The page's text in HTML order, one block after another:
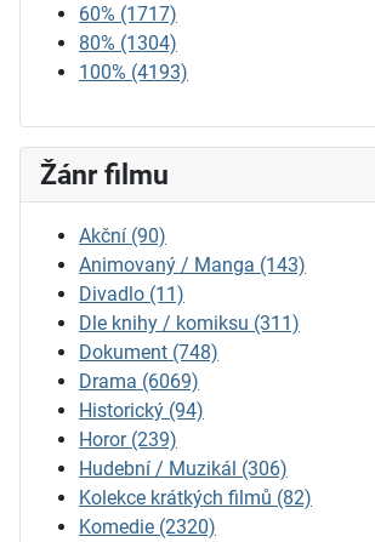
60% (1717)
80% (1304)
100% (4193)
Žánr filmu
Akční (90)
Animovaný / Manga (143)
Divadlo (11)
Dle knihy / komiksu (311)
Dokument (748)
Drama (6069)
Historický (94)
Horor (239)
Hudební / Muzikál (306)
Kolekce krátkých filmů (82)
Komedie (2320)